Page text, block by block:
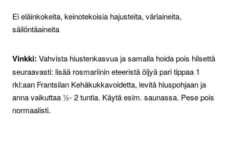
Ei eläinkokeita, keinotekoisia hajusteita, väriaineita,
säilöntäaineita
Vinkki: Vahvista hiustenkasvua ja samalla hoida pois hilsettä
seuraavasti: lisää rosmariinin eteeristä öljyä pari tippaa 1
rkl:aan Frantsilan Kehäkukkavoidetta, levitä hiuspohjaan ja
anna vaikuttaa ½- 2 tuntia. Käytä esim. saunassa. Pese pois
normaalisti.